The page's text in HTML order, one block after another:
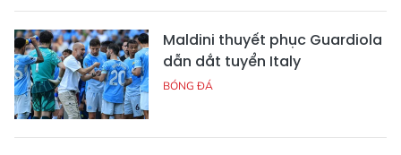
Maldini thuyết phục Guardiola
dẫn dắt tuyển Italy
BÓNG ĐÁ